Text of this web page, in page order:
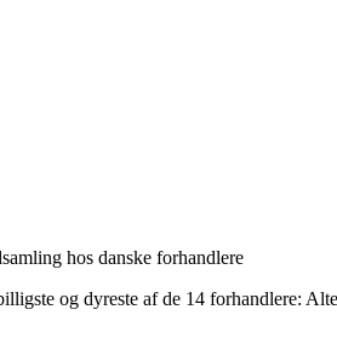
hos danske forhandlere
og dyreste af de 14 forhandlere: